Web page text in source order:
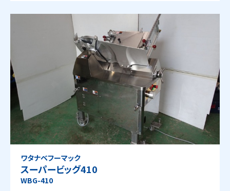
ワタナベフーマック
スーパービッグ410
WBG-410